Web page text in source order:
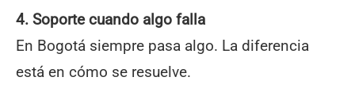
4. Soporte cuando algo falla
En Bogotá siempre pasa algo. La diferencia
está en cómo se resuelve.